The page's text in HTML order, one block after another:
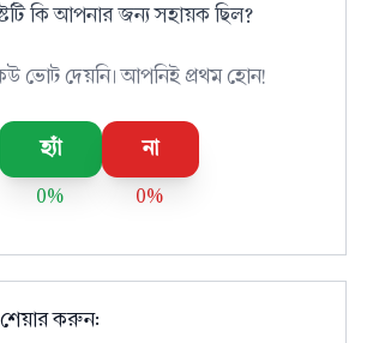
কি আপনার জন্য সহায়ক ছিল?
ভোট দেয়নি। আপনিই প্রথম হোন!
হ্যাঁ
0%
না
0%
করুন: